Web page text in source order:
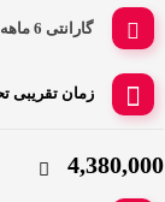
گارانتی 6 ماهه شرکتی
زمان تقریبی
4,380,000